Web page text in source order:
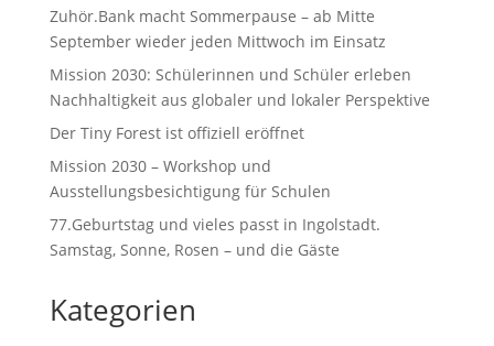
Zuhör.Bank macht Sommerpause – ab Mitte
September wieder jeden Mittwoch im Einsatz
Mission 2030: Schülerinnen und Schüler erleben
Nachhaltigkeit aus globaler und lokaler Perspektive
Der Tiny Forest ist offiziell eröffnet
Mission 2030 – Workshop und
Ausstellungsbesichtigung für Schulen
77.Geburtstag und vieles passt in Ingolstadt.
Samstag, Sonne, Rosen – und die Gäste
Kategorien